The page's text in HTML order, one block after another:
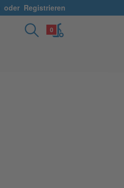
oder Registrieren
0